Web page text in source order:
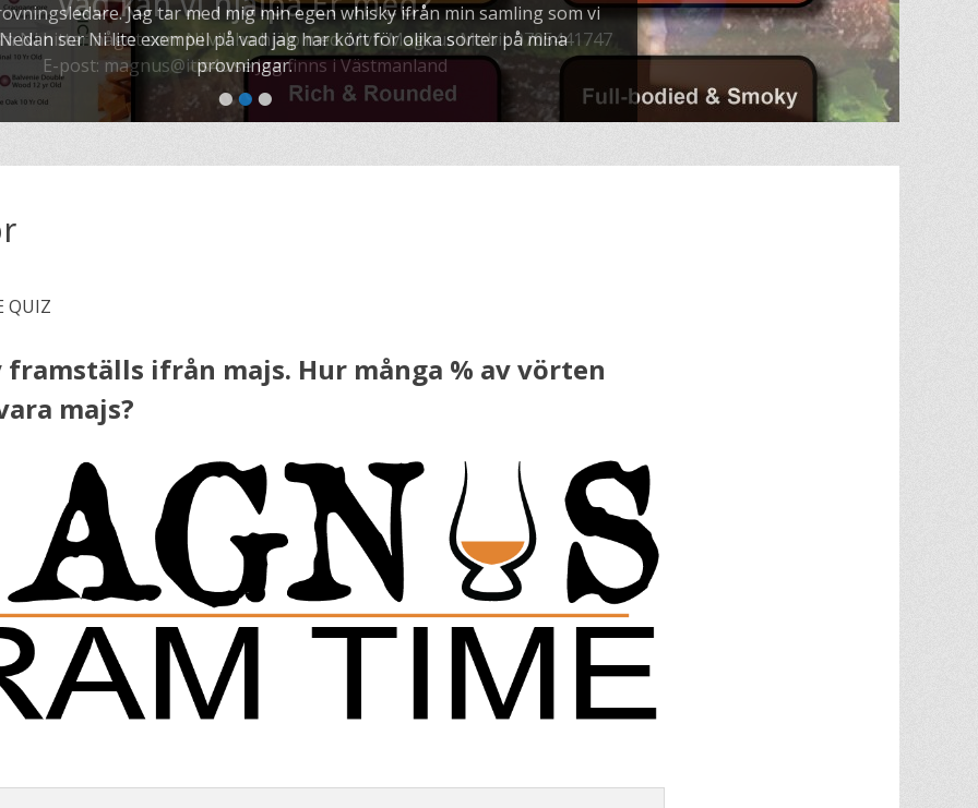
•••
Jag tar med mig min egen whisky ifrån min samling som vi
ser Ni lite exempel på vad jag har kört för olika sorter på mina
provningar.
QUIZ
framställs ifrån majs. Hur många % av vörten
majs?